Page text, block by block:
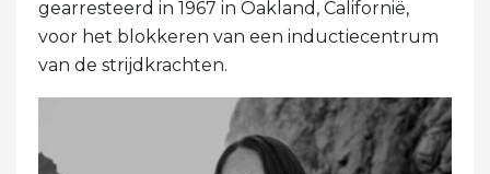
gearresteerd in 1967 in Oakland, Californië,
voor het blokkeren van een inductiecentrum
van de strijdkrachten.